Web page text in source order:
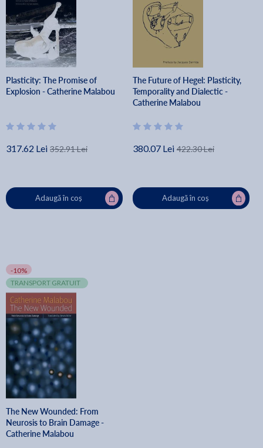
Plasticity: The Promise of
Explosion - Catherine Malabou
317.62 Lei 352.91 Lei
Adaugă în coș
The Future of Hegel: Plasticity,
Temporality and Dialectic -
Catherine Malabou
380.07 Lei 422.30 Lei
Adaugă în coș
-10%
TRANSPORT GRATUIT
The New Wounded: From
Neurosis to Brain Damage -
Catherine Malabou